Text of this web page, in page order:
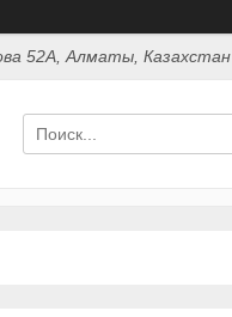
52А, Алматы, Казахстан